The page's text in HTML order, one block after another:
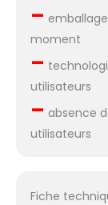
–
moment
–
utilisateurs
– absence
utilisateurs
Fiche